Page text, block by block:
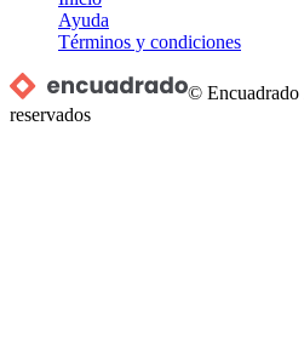
Ayuda
Términos y condiciones
© Encuadrado
reservados